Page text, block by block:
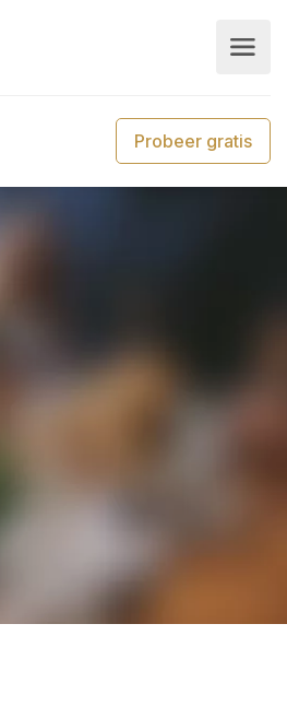
Probeer gratis